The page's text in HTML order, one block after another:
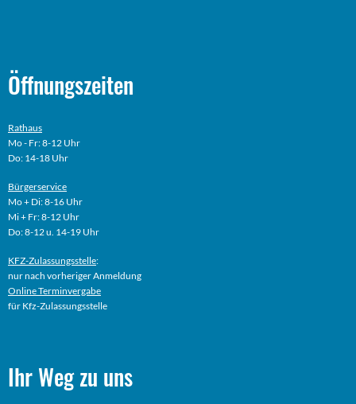
Öffnungszeiten
Rathaus
Mo - Fr: 8-12 Uhr
Do: 14-18 Uhr
Bürgerservice
Mo + Di: 8-16 Uhr
Mi + Fr: 8-12 Uhr
Do: 8-12 u. 14-19 Uhr
KFZ-Zulassungsstelle:
nur nach vorheriger Anmeldung
OnlineTerminvergabe
für Kfz-Zulassungsstelle
Ihr Weg zu uns